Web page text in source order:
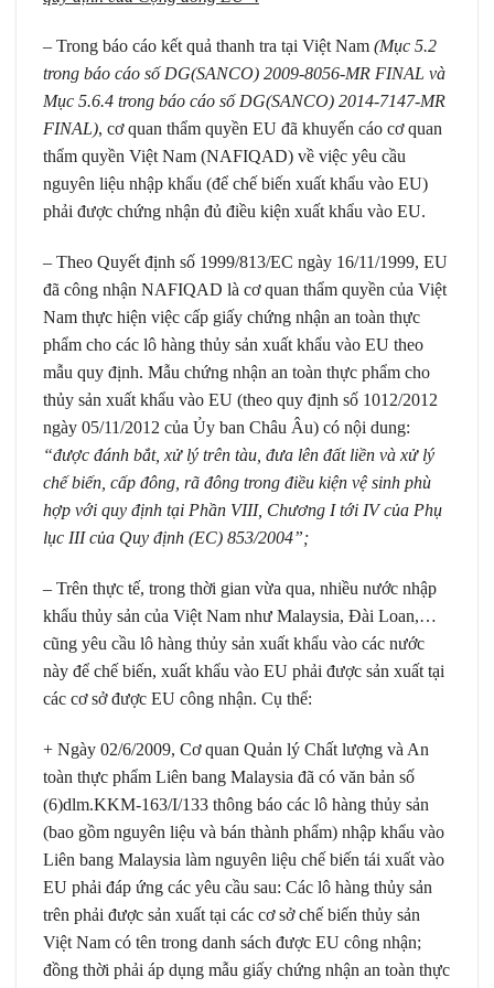
– Trong báo cáo kết quả thanh tra tại Việt Nam (Mục 5.2
trong báo cáo số DG(SANCO) 2009-8056-MR FINAL và
Mục 5.6.4 trong báo cáo số DG(SANCO) 2014-7147-MR
FINAL), cơ quan thẩm quyền EU đã khuyến cáo cơ quan
thẩm quyền Việt Nam (NAFIQAD) về việc yêu cầu
nguyên liệu nhập khẩu (để chế biến xuất khẩu vào EU)
phải được chứng nhận đủ điều kiện xuất khẩu vào EU.
– Theo Quyết định số 1999/813/EC ngày 16/11/1999, EU
đã công nhận NAFIQAD là cơ quan thẩm quyền của Việt
Nam thực hiện việc cấp giấy chứng nhận an toàn thực
phẩm cho các lô hàng thủy sản xuất khẩu vào EU theo
mẫu quy định. Mẫu chứng nhận an toàn thực phẩm cho
thủy sản xuất khẩu vào EU (theo quy định số 1012/2012
ngày 05/11/2012 của Ủy ban Châu Âu) có nội dung:
“được đánh bắt, xử lý trên tàu, đưa lên đất liền và xử lý
chế biến, cấp đông, rã đông trong điều kiện vệ sinh phù
hợp với quy định tại Phần VIII, Chương I tới IV của Phụ
lục III của Quy định (EC) 853/2004”;
– Trên thực tế, trong thời gian vừa qua, nhiều nước nhập
khẩu thủy sản của Việt Nam như Malaysia, Đài Loan,…
cũng yêu cầu lô hàng thủy sản xuất khẩu vào các nước
này để chế biến, xuất khẩu vào EU phải được sản xuất tại
các cơ sở được EU công nhận. Cụ thể:
+ Ngày 02/6/2009, Cơ quan Quản lý Chất lượng và An
toàn thực phẩm Liên bang Malaysia đã có văn bản số
(6)dlm.KKM-163/I/133 thông báo các lô hàng thủy sản
(bao gồm nguyên liệu và bán thành phẩm) nhập khẩu vào
Liên bang Malaysia làm nguyên liệu chế biến tái xuất vào
EU phải đáp ứng các yêu cầu sau: Các lô hàng thủy sản
trên phải được sản xuất tại các cơ sở chế biến thủy sản
Việt Nam có tên trong danh sách được EU công nhận;
đồng thời phải áp dụng mẫu giấy chứng nhận an toàn thực